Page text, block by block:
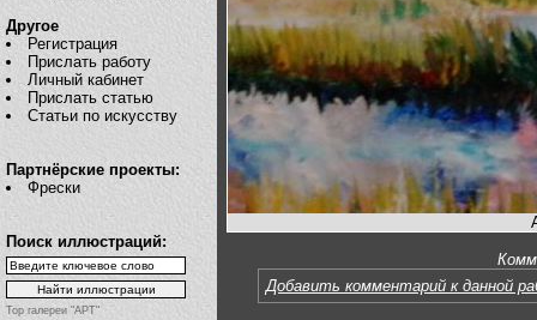
Другое
Регистрация
Прислать работу
Личный кабинет
Прислать статью
Статьи по искусству
Партнёрские проекты:
Фрески
Поиск иллюстраций:
Top галереи "АРТ"
Добавить комментарий к данной